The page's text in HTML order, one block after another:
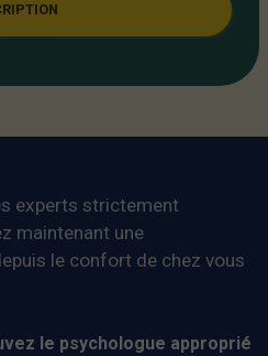
experts strictement
maintenant une
le confort de chez vous
le psychologue approprié